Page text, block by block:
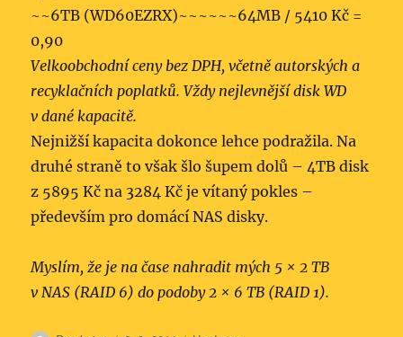
~~6TB (WD60EZRX)~~~~~~64MB / 5410 Kč =
0,90
Velkoobchodní ceny bez DPH, včetně autorských a
recyklačních poplatků. Vždy nejlevnější disk WD
v dané kapacitě.
Nejnižší kapacita dokonce lehce podražila. Na
druhé straně to však šlo šupem dolů – 4TB disk
z 5895 Kč na 3284 Kč je vítaný pokles –
především pro domácí NAS disky.
Myslím, že je na čase nahradit mých 5 × 2 TB
v NAS (RAID 6) do podoby 2 × 6 TB (RAID 1).